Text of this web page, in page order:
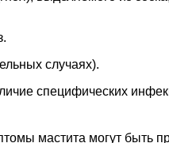
случаях).
специфических
мастита могут быть